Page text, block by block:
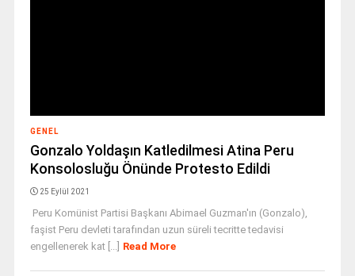
GENEL
Gonzalo Yoldaşın Katledilmesi Atina Peru
Konsolosluğu Önünde Protesto Edildi
25 Eylül 2021
Peru Komünist Partisi Başkanı Abimael Guzman'ın (Gonzalo),
faşist Peru devleti tarafından uzun süreli tecritte tedavisi
engellenerek kat [...] Read More